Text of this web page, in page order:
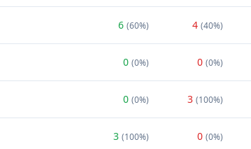
6 (60%) 4 (40%)
0 (0%) 0 (0%)
0 (0%) 3 (100%)
3 (100%) 0 (0%)